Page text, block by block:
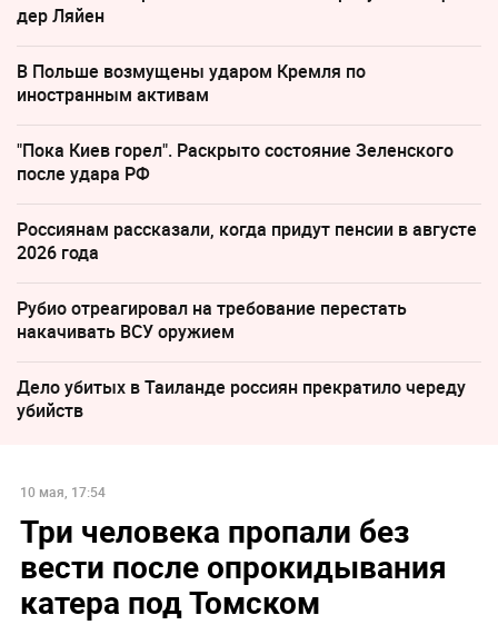
дер Ляйен
В Польше возмущены ударом Кремля по
иностранным активам
"Пока Киев горел". Раскрыто состояние Зеленского
после удара РФ
Россиянам рассказали, когда придут пенсии в августе
2026 года
Рубио отреагировал на требование перестать
накачивать ВСУ оружием
Дело убитых в Таиланде россиян прекратило череду
убийств
10 мая, 17:54
Три человека пропали без
вести после опрокидывания
катера под Томском